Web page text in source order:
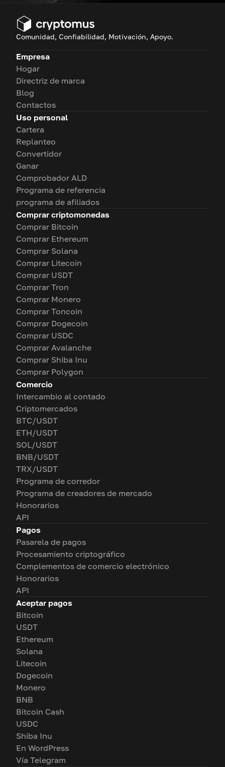
Comunidad, Confiabilidad, Motivación, Apoyo.
Empresa
Hogar
Directriz de marca
Blog
Contactos
Uso personal
Cartera
Replanteo
Convertidor
Ganar
Comprobador ALD
Programa de referencia
programa de afiliados
Comprar criptomonedas
Comprar Bitcoin
Comprar Ethereum
Comprar Solana
Comprar Litecoin
Comprar USDT
Comprar Tron
Comprar Monero
Comprar Toncoin
Comprar Dogecoin
Comprar USDC
Comprar Avalanche
Comprar Shiba Inu
Comprar Polygon
Comercio
Intercambio al contado
Criptomercados
BTC/USDT
ETH/USDT
SOL/USDT
BNB/USDT
TRX/USDT
Programa de corredor
Programa de creadores de mercado
Honorarios
API
Pagos
Pasarela de pagos
Procesamiento criptográfico
Complementos de comercio electrónico
Honorarios
API
Aceptar pagos
Bitcoin
USDT
Ethereum
Solana
Litecoin
Dogecoin
Monero
BNB
Bitcoin Cash
USDC
Shiba Inu
En WordPress
Vía Telegram